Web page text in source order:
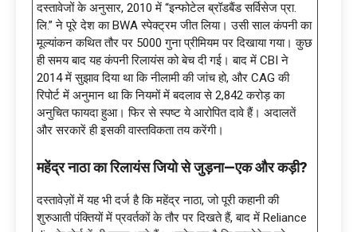
दस्तावेजों के अनुसार, 2010 में “इन्फोटेल ब्रॉडबैंड सर्विसेज प्रा.
लि.” ने पूरे देश का BWA स्पेक्ट्रम जीत लिया। उसी साल कंपनी का
मूल्यांकन कथित तौर पर 5000 गुना प्रीमियम पर दिखाया गया। कुछ
ही समय बाद यह कंपनी रिलायंस को बेच दी गई। बाद में CBI ने
2014 में सुझाव दिया था कि नीलामी की जांच हो, और CAG की
रिपोर्ट में अनुमान था कि नियमों में बदलाव से ₹2,842 करोड़ का
अनुचित फायदा हुआ। फिर से स्पष्ट ये आरोपित दावे हैं। अदालतें
और सरकारें ही इसकी वास्तविकता तय करेंगी।
महेंद्र नाठा का रिलायंस जियो से जुड़ना—एक और कड़ी?
दस्तावेज़ों में यह भी दर्ज है कि महेंद्र नाठा, जो पूरी कहानी की
शुरुआती पंक्तियों में प्रवर्तकों के तौर पर दिखते हैं, बाद में Reliance